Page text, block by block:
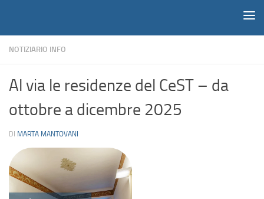
NOTIZIARIO INFO
Al via le residenze del CeST – da
ottobre a dicembre 2025
DI MARTA MANTOVANI